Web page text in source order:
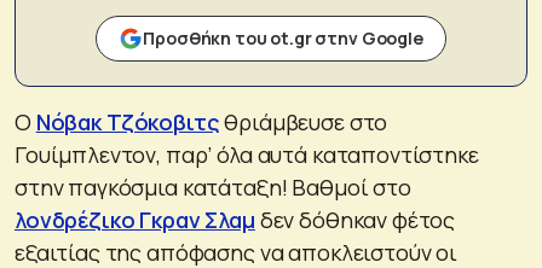
Προσθήκη του ot.gr στην Google
O Νόβακ Τζόκοβιτςθριάμβευσε στο
Γουίμπλεντον, παρ’ όλα αυτά καταποντίστηκε
στην παγκόσμια κατάταξη! Βαθμοί στο
λονδρέζικο Γκραν Σλαμ δεν δόθηκαν φέτος
εξαιτίας της απόφασης να αποκλειστούν οι